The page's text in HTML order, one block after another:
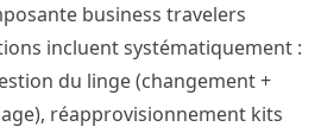
business travelers
incluent systématiquement :
du linge (changement +
réapprovisionnement kits